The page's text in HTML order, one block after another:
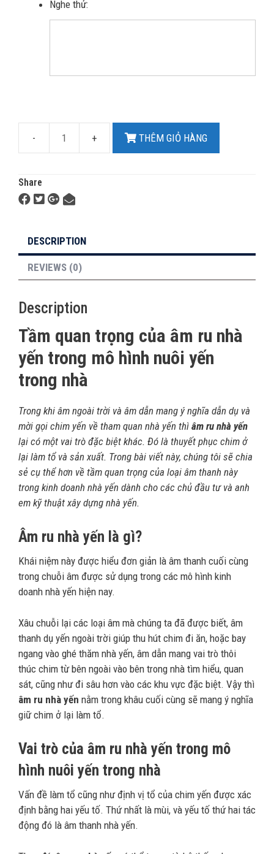
Nghe thử:
THÊM GIỎ HÀNG
Share
DESCRIPTION
REVIEWS (0)
Description
Tầm quan trọng của âm ru nhà
yến trong mô hình nuôi yến
trong nhà
Trong khi âm ngoài trời và âm dẫn mang ý nghĩa dẫn dụ và
mời gọi chim yến về tham quan nhà yến thì âm ru nhà yến
lại có một vai trò đặc biệt khác. Đó là thuyết phục chim ở
lại làm tổ và sản xuất. Trong bài viết này, chúng tôi sẽ chia
sẻ cụ thể hơn về tầm quan trọng của loại âm thanh này
trong kinh doanh nhà yến dành cho các chủ đầu tư và anh
em kỹ thuật xây dựng nhà yến.
Âm ru nhà yến là gì?
Khái niệm này được hiểu đơn giản là âm thanh cuối cùng
trong chuỗi âm được sử dụng trong các mô hình kinh
doanh nhà yến hiện nay.
Xâu chuỗi lại các loại âm mà chúng ta đã được biết, âm
thanh dụ yến ngoài trời giúp thu hút chim đi ăn, hoặc bay
ngang vào ghé thăm nhà yến, âm dẫn mang vai trò thôi
thúc chim từ bên ngoài vào bên trong nhà tìm hiểu, quan
sát, cũng như đi sâu hơn vào các khu vực đặc biệt. Vậy thì
âm ru nhà yến nằm trong khâu cuối cùng sẽ mang ý nghĩa
giữ chim ở lại làm tổ.
Vai trò của âm ru nhà yến trong mô
hình nuôi yến trong nhà
Vấn đề làm tổ cũng như định vị tổ của chim yến được xác
định bằng hai yếu tố. Thứ nhất là mùi, và yếu tố thứ hai tác
động đó là âm thanh nhà yến.